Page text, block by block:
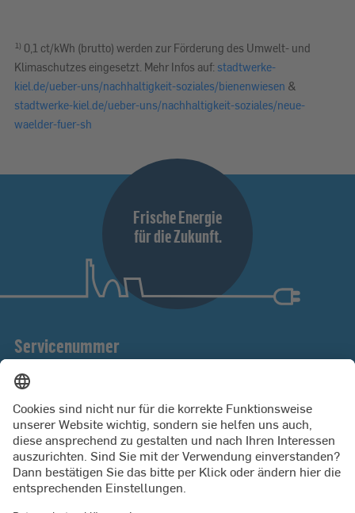
1) 0,1 ct/kWh (brutto) werden zur Förderung des Umwelt- und
Klimaschutzes eingesetzt. Mehr Infos auf: stadtwerke-
kiel.de/ueber-uns/nachhaltigkeit-soziales/bienenwiesen &
stadtwerke-kiel.de/ueber-uns/nachhaltigkeit-soziales/neue-
waelder-fuer-sh
Frische Energie
für die Zukunft.
Servicenummer
Unter unserer Servicenummer helfen wir Ihnen gern bei
Fragen zu Strom, Erdgas, Wasser und Wärme.
Mo bis Fr 8:00 - 18:00 Uhr
0431 9879 3000